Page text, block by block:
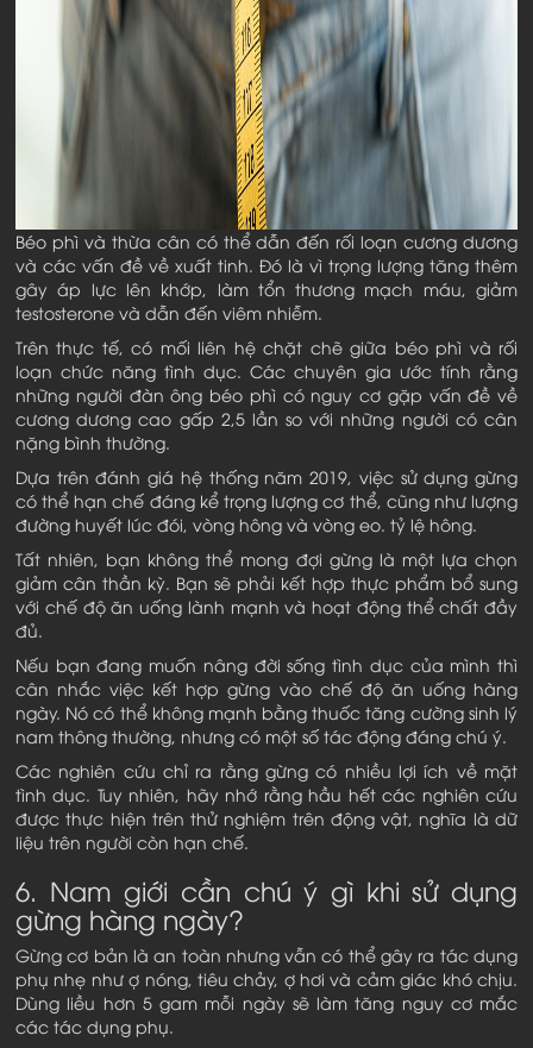
Béo phì và thừa cân có thể dẫn đến rối loạn cương dương
và các vấn đề về xuất tinh. Đó là vì trọng lượng tăng thêm
gây áp lực lên khớp, làm tổn thương mạch máu, giảm
testosterone và dẫn đến viêm nhiễm.
Trên thực tế, có mối liên hệ chặt chẽ giữa béo phì và rối
loạn chức năng tình dục. Các chuyên gia ước tính rằng
những người đàn ông béo phì có nguy cơ gặp vấn đề về
cương dương cao gấp 2,5 lần so với những người có cân
nặng bình thường.
Dựa trên đánh giá hệ thống năm 2019, việc sử dụng gừng
có thể hạn chế đáng kể trọng lượng cơ thể, cũng như lượng
đường huyết lúc đói, vòng hông và vòng eo. tỷ lệ hông.
Tất nhiên, bạn không thể mong đợi gừng là một lựa chọn
giảm cân thần kỳ. Bạn sẽ phải kết hợp thực phẩm bổ sung
với chế độ ăn uống lành mạnh và hoạt động thể chất đầy
đủ.
Nếu bạn đang muốn nâng đời sống tình dục của mình thì
cân nhắc việc kết hợp gừng vào chế độ ăn uống hàng
ngày. Nó có thể không mạnh bằng thuốc tăng cường sinh lý
nam thông thường, nhưng có một số tác động đáng chú ý.
Các nghiên cứu chỉ ra rằng gừng có nhiều lợi ích về mặt
tình dục. Tuy nhiên, hãy nhớ rằng hầu hết các nghiên cứu
được thực hiện trên thử nghiệm trên động vật, nghĩa là dữ
liệu trên người còn hạn chế.
6. Nam giới cần chú ý gì khi sử dụng
gừng hàng ngày?
Gừng cơ bản là an toàn nhưng vẫn có thể gây ra tác dụng
phụ nhẹ như ợ nóng, tiêu chảy, ợ hơi và cảm giác khó chịu.
Dùng liều hơn 5 gam mỗi ngày sẽ làm tăng nguy cơ mắc
các tác dụng phụ.